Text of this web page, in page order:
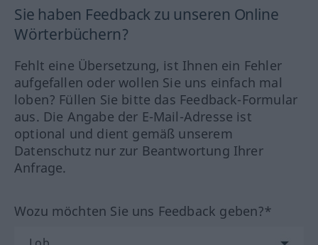
Sie haben Feedback zu unseren Online
Wörterbüchern?
Fehlt eine Übersetzung, ist Ihnen ein Fehler
aufgefallen oder wollen Sie uns einfach mal
loben? Füllen Sie bitte das Feedback-Formular
aus. Die Angabe der E-Mail-Adresse ist
optional und dient gemäß unserem
Datenschutz nur zur Beantwortung Ihrer
Anfrage.
Wozu möchten Sie uns Feedback geben?*